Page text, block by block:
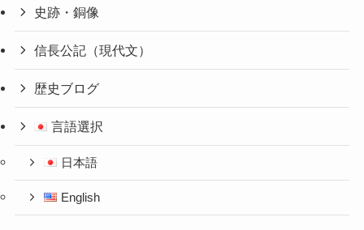
史跡・銅像
信長公記（現代文）
歴史ブログ
言語選択
日本語
English